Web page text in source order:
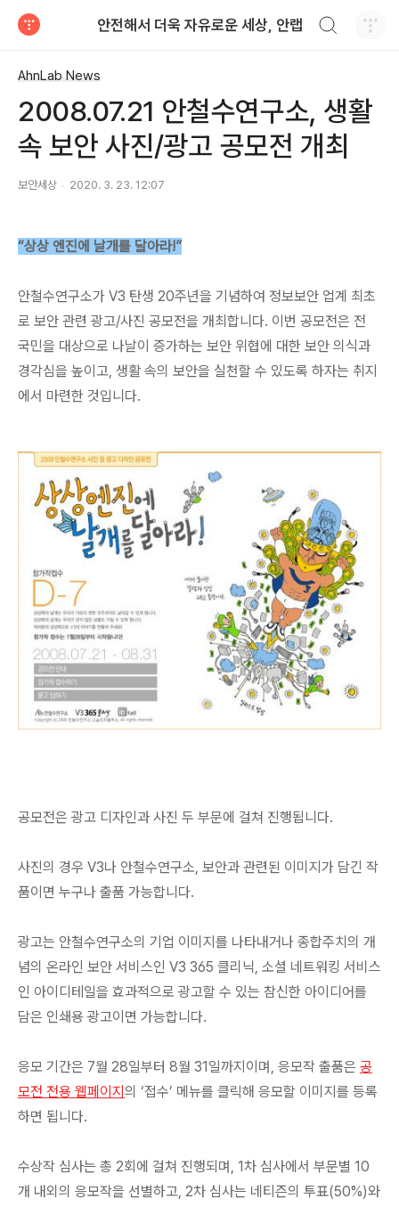
안전해서 더욱 자유로운 세상, 안랩
AhnLab News
2008.07.21 안철수연구소, 생활
속 보안 사진/광고 공모전 개최
보안세상 2020. 3. 23. 12:07
“상상 엔진에 날개를 달아라!”
안철수연구소가 V3 탄생 20주년을 기념하여 정보보안 업계 최초
로 보안 관련 광고/사진 공모전을 개최합니다. 이번 공모전은 전
국민을 대상으로 나날이 증가하는 보안 위협에 대한 보안 의식과
경각심을 높이고, 생활 속의 보안을 실천할 수 있도록 하자는 취지
에서 마련한 것입니다.
공모전은 광고 디자인과 사진 두 부문에 걸쳐 진행됩니다.
사진의 경우 V3나 안철수연구소, 보안과 관련된 이미지가 담긴 작
품이면 누구나 출품 가능합니다.
광고는 안철수연구소의 기업 이미지를 나타내거나 종합주치의 개
념의 온라인 보안 서비스인 V3 365 클리닉, 소셜 네트워킹 서비스
인 아이디테일을 효과적으로 광고할 수 있는 참신한 아이디어를
담은 인쇄용 광고이면 가능합니다.
응모 기간은 7월 28일부터 8월 31일까지이며, 응모작 출품은 공
모전 전용 웹페이지 의 ‘접수’ 메뉴를 클릭해 응모할 이미지를 등록
하면 됩니다.
수상작 심사는 총 2회에 걸쳐 진행되며, 1차 심사에서 부문별 10
개 내외의 응모작을 선별하고, 2차 심사는 네티즌의 투표(50%)와